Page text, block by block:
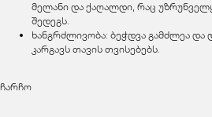
მელანი და ქაღალდი, რაც
შედეგს.
ხანგრძლივობა: ბეჭდვა გამძლეა
კარგავს თავის თვისებებს.
ჩარჩო